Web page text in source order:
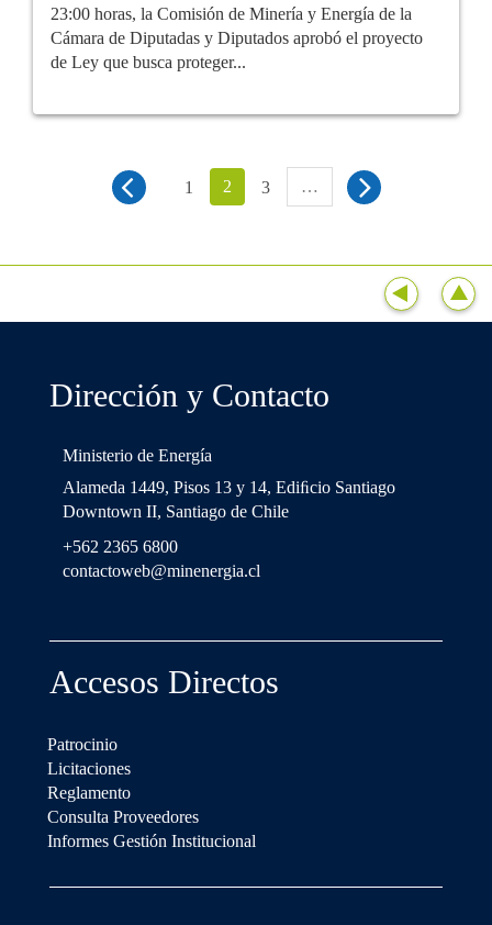
23:00 horas, la Comisión de Minería y Energía de la
Cámara de Diputadas y Diputados aprobó el proyecto
de Ley que busca proteger...
1 2 3 …
Dirección y Contacto
Ministerio de Energía
Alameda 1449, Pisos 13 y 14, Ediﬁcio Santiago
Downtown II, Santiago de Chile
+562 2365 6800
contactoweb@minenergia.cl
Accesos Directos
Patrocinio
Licitaciones
Reglamento
Consulta Proveedores
Informes Gestión Institucional